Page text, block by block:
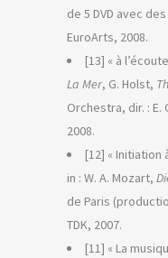
de 5 DVD avec
EuroArts, 2008.
[13] « à
La Mer, G. Holst,
Orchestra, dir. : E.
2008.
[12] « Initiation
in : W. A. Mozart,
de Paris
TDK, 2007.
[11] « La